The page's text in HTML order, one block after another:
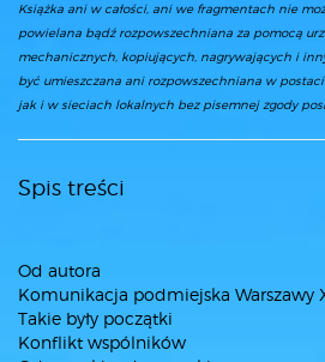
Książka ani w całości, ani we fragmentach nie
powielana bądź rozpowszechniana za pomocą
mechanicznych, kopiujących, nagrywających i
być umieszczana ani rozpowszechniana w
jak i w sieciach lokalnych bez pisemnej zgody
Spis treści
Od autora
Komunikacja podmiejska Warszawy
Takie były początki
Konflikt wspólników